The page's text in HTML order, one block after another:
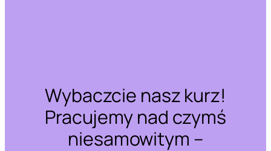
Wybaczcie nasz kurz!
Pracujemy nad czymś
niesamowitym –